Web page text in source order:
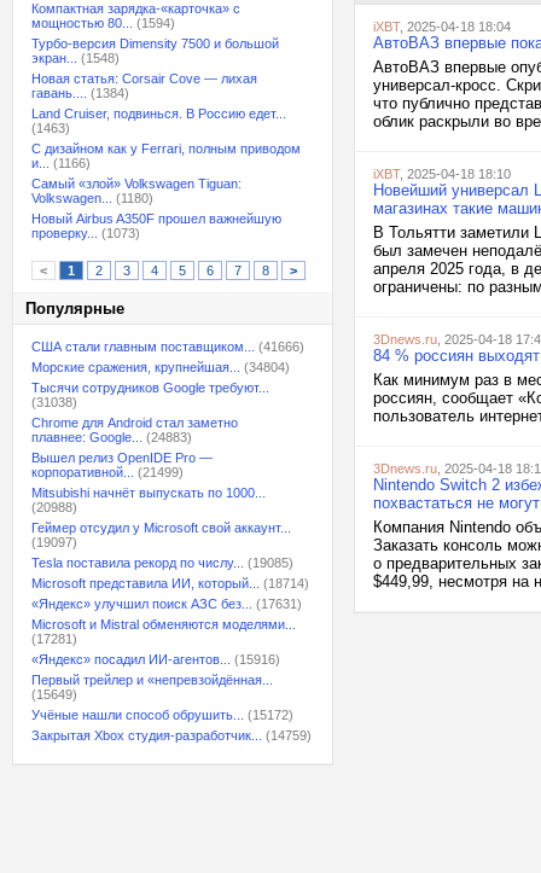
Компактная зарядка-«карточка» с
мощностью 80...
(1594)
Турбо-версия Dimensity 7500 и большой
экран...
(1548)
Новая статья: Corsair Cove — лихая
гавань....
(1384)
Land Cruiser, подвинься. В Россию едет...
(1463)
С дизайном как у Ferrari, полным приводом
и...
(1166)
Самый «злой» Volkswagen Tiguan:
Volkswagen...
(1180)
Новый Airbus A350F прошел важнейшую
проверку...
(1073)
< 1 2 3 4 5 6 7 8 >
Популярные
США стали главным поставщиком...
(41666)
Морские сражения, крупнейшая...
(34804)
Тысячи сотрудников Google требуют...
(31038)
Chrome для Android стал заметно
плавнее: Google...
(24883)
Вышел релиз OpenIDE Pro —
корпоративной...
(21499)
Mitsubishi начнёт выпускать по 1000...
(20988)
Геймер отсудил у Microsoft свой аккаунт...
(19097)
Tesla поставила рекорд по числу...
(19085)
Microsoft представила ИИ, который...
(18714)
«Яндекс» улучшил поиск АЗС без...
(17631)
Microsoft и Mistral обменяются моделями...
(17281)
«Яндекс» посадил ИИ-агентов...
(15916)
Первый трейлер и «непревзойдённая...
(15649)
Учёные нашли способ обрушить...
(15172)
Закрытая Xbox студия-разработчик...
(14759)
iXBT, 2025-04-18 18:04
АвтоВАЗ впервые
АвтоВАЗ впервые
универсал-кросс.
что публично
облик раскрыли во
iXBT, 2025-04-18 18:10
Новейший универсал
магазинах такие
В Тольятти заметили
был замечен
апреля 2025 года, в
ограничены: по
3Dnews.ru , 2025-04-18
84 % россиян
Как минимум раз в
россиян, сообщает
пользователь
3Dnews.ru , 2025-04-18
Nintendo Switch 2
похвастаться не могут
Компания Nintendo
Заказать консоль
о предварительных
$449,99, несмотря